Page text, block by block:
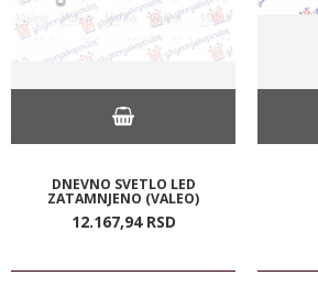
DNEVNO SVETLO LED
ZATAMNJENO (VALEO)
12.167,94 RSD